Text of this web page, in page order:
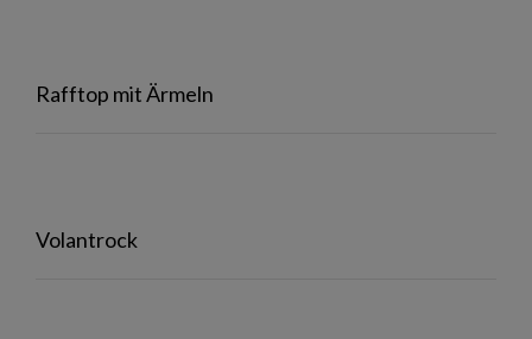
Rafftop mit Ärmeln
Volantrock